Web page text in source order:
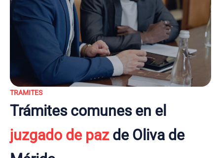
TRAMITES
Trámites comunes en el
juzgado de pazde Oliva de